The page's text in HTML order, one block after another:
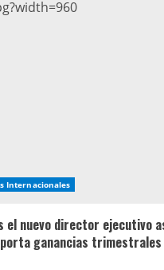
Internacionales
el nuevo director ejecutivo
ganancias trimestrales